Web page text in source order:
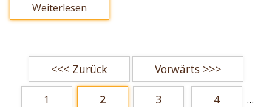
Weiterlesen
<<< Zurück Vorwärts >>>
1 2 3 4 …